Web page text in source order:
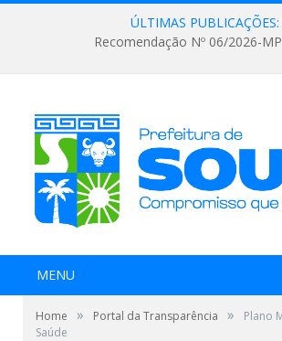
ÚLTIMAS PUBLICAÇÕES:
Recomendação Nº 06/2026-
MENU
Home » Portal da Transparência »
Plano
Saúde